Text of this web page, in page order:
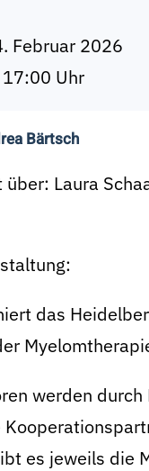
Februar 2026
Uhr
Bärtsch
Laura
das
werden
es jeweils die